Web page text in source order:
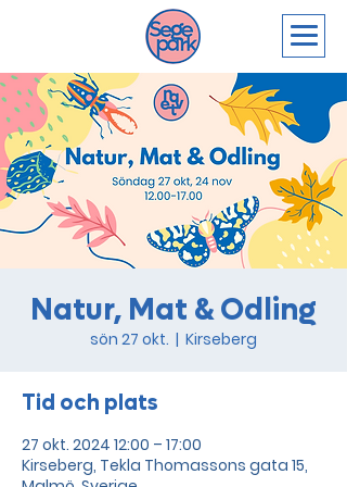
Natur, Mat & Odling
sön 27 okt.
  |
Kirseberg
Tid och plats
27 okt. 2024 12:00 – 17:00
Kirseberg, Tekla Thomassons gata 15,